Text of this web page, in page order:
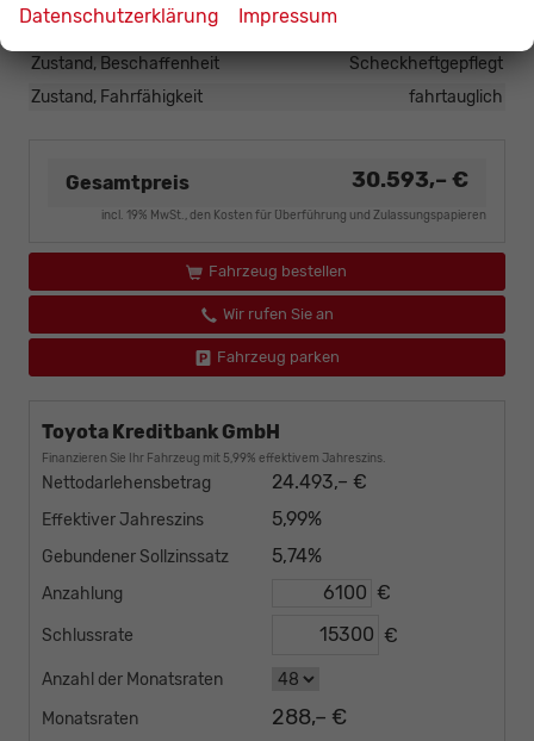
Zustand, Beschaffenheit
Scheckheftgepflegt
Zustand, Fahrfähigkeit
fahrtauglich
Gesamtpreis 30.593,– €
incl. 19% MwSt., den Kosten für Überführung und Zulassungspapieren
Fahrzeug bestellen
Wir rufen Sie an
Fahrzeug parken
Toyota Kreditbank GmbH
Finanzieren Sie Ihr Fahrzeug mit 5,99% effektivem Jahreszins.
Nettodarlehensbetrag 24.493,– €
Effektiver Jahreszins 5,99%
Gebundener Sollzinssatz 5,74%
Anzahlung €
Schlussrate €
Anzahl der Monatsraten
Monatsraten
288,– €
Datenschutzerklärung Impressum